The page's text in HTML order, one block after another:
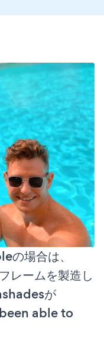
場合は、
レームを製造し
が
able to